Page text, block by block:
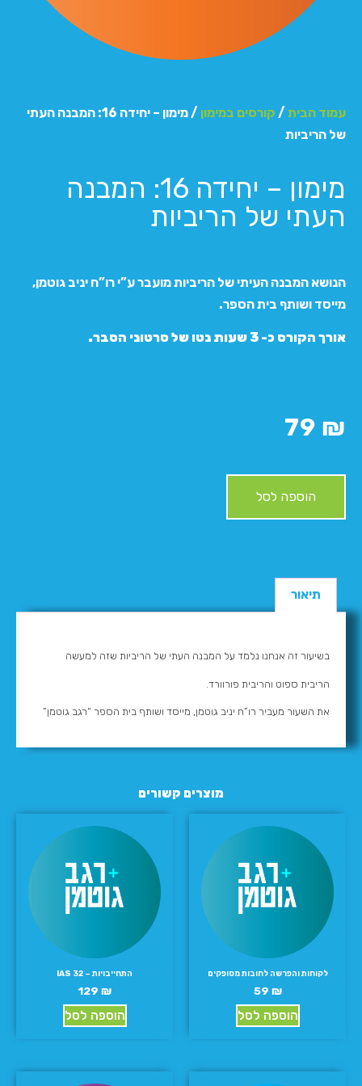
עמוד הבית / קורסים במימון
/ מימון – יחידה 16: המבנה העתי
של הריביות
מימון – יחידה 16: המבנה
העתי של הריביות
הנושא המבנה העיתי של הריביות מועבר ע”י רו”ח יניב גוטמן,
מייסד ושותף בית הספר.
אורך הקורס כ- 3 שעות נטו של סרטוני הסבר.
79 ₪
הוספה לסל
מוצרים קשורים
לקוחות והפרשה לחובות מסופקים
59 ₪
הוספה לסל
התחייבויות – IAS 32
129 ₪
הוספה לסל
תיאור
בשיעור זה אנחנו נלמד על המבנה העתי של הריביות שזה למעשה
הריבית ספוט והריבית פורוורד.
את השעור מעביר רו”ח יניב גוטמן, מייסד ושותף בית הספר “רגב גוטמן”